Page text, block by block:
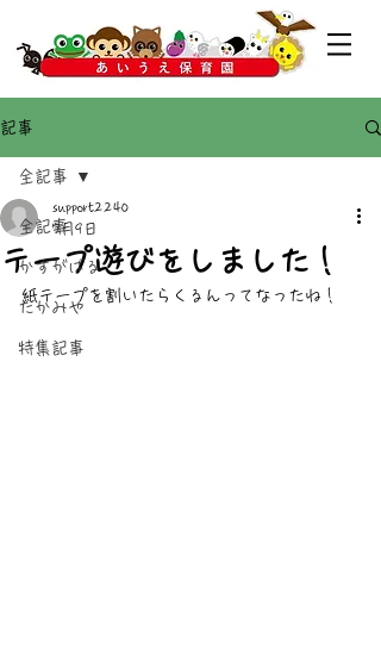
記事
全記事
かすがばる
たかみや
特集記事
全記事
テープ遊びをしました！
support2240
7月9日
紙テープを割いたらくるんってなったね！